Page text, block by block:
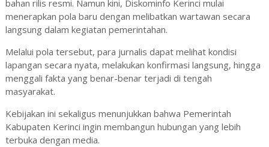
bahan rilis resmi. Namun kini, Diskominfo Kerinci mulai
menerapkan pola baru dengan melibatkan wartawan secara
langsung dalam kegiatan pemerintahan.
Melalui pola tersebut, para jurnalis dapat melihat kondisi
lapangan secara nyata, melakukan konfirmasi langsung, hingga
menggali fakta yang benar-benar terjadi di tengah
masyarakat.
Kebijakan ini sekaligus menunjukkan bahwa Pemerintah
Kabupaten Kerinci ingin membangun hubungan yang lebih
terbuka dengan media.